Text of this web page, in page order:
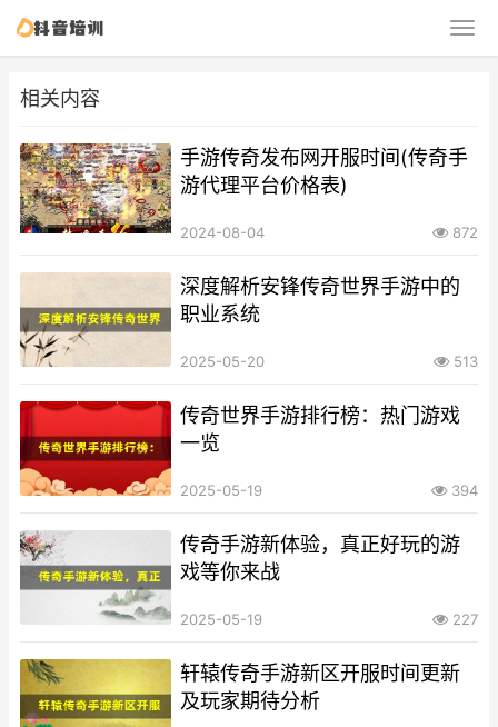
相关内容
手游传奇发布网开服时间(传奇手
游代理平台价格表)
2024-08-04 872
深度解析安锋传奇世界手游中的
职业系统
2025-05-20 513
传奇世界手游排行榜：热门游戏
一览
2025-05-19 394
传奇手游新体验，真正好玩的游
戏等你来战
2025-05-19 227
轩辕传奇手游新区开服时间更新
及玩家期待分析